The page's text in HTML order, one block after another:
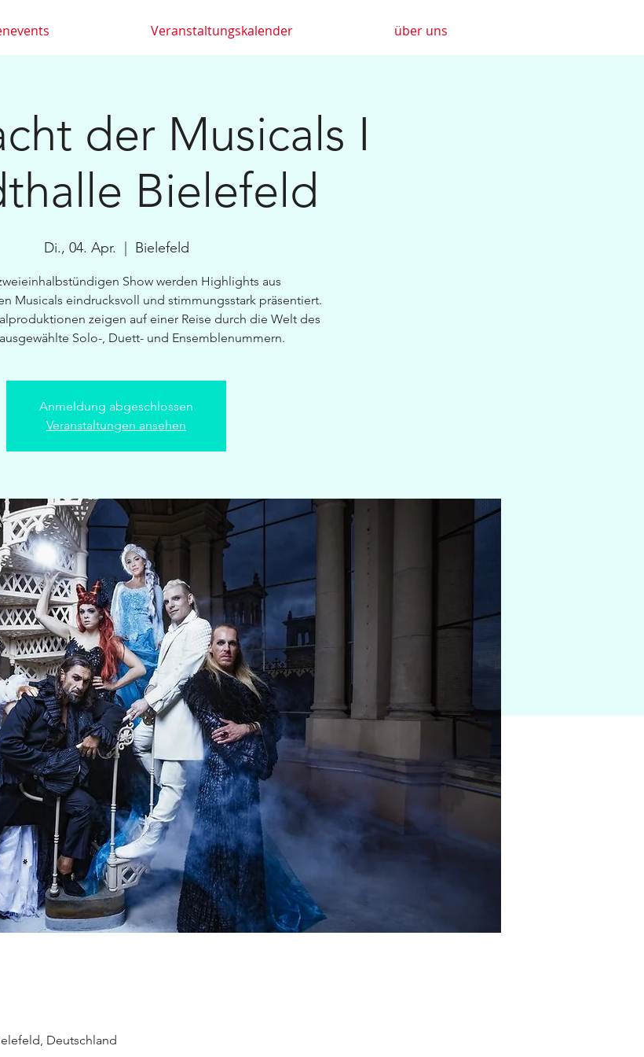
Veranstaltungskalender über uns
der Musicals I
Bielefeld
Di., 04. Apr. Bielefeld
Show werden Highlights aus
Musicals eindrucksvoll und stimmungsstark präsentiert.
zeigen auf einer Reise durch die Welt des
Solo-, Duett- und Ensemblenummern.
Anmeldung abgeschlossen
Veranstaltungen ansehen
Deutschland